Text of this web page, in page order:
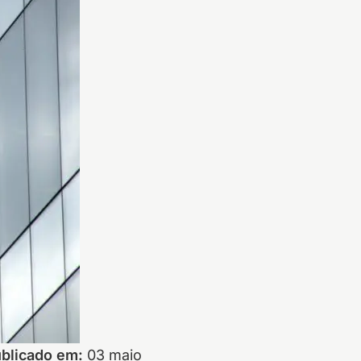
em: 03 maio